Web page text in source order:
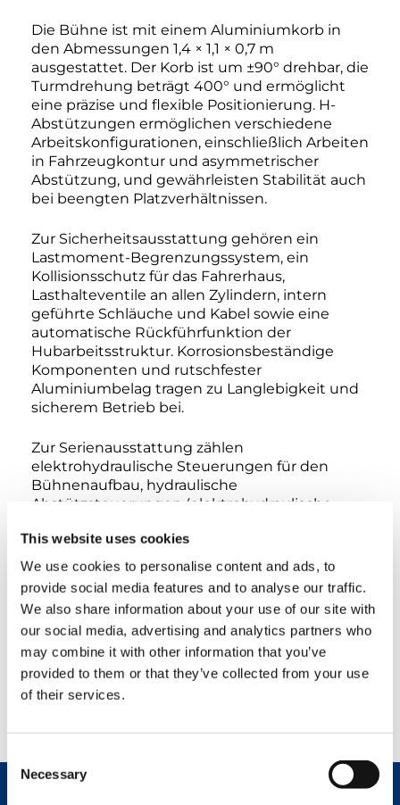
This website uses cookies
We use cookies to personalise content and ads, to
provide social media features and to analyse our traffic.
We also share information about your use of our site with
our social media, advertising and analytics partners who
may combine it with other information that you’ve
provided to them or that they’ve collected from your use
of their services.
Selection
Necessary
Die Bühne ist mit einem Aluminiumkorb in
den Abmessungen 1,4 × 1,1 × 0,7 m
ausgestattet. Der Korb ist um ±90° drehbar, die
Turmdrehung beträgt 400° und ermöglicht
eine präzise und flexible Positionierung. H-
Abstützungen ermöglichen verschiedene
Arbeitskonfigurationen, einschließlich Arbeiten
in Fahrzeugkontur und asymmetrischer
Abstützung, und gewährleisten Stabilität auch
bei beengten Platzverhältnissen.
Zur Sicherheitsausstattung gehören ein
Lastmoment-Begrenzungssystem, ein
Kollisionsschutz für das Fahrerhaus,
Lasthalteventile an allen Zylindern, intern
geführte Schläuche und Kabel sowie eine
automatische Rückführfunktion der
Hubarbeitsstruktur. Korrosionsbeständige
Komponenten und rutschfester
Aluminiumbelag tragen zu Langlebigkeit und
sicherem Betrieb bei.
Zur Serienausstattung zählen
elektrohydraulische Steuerungen für den
Bühnenaufbau, hydraulische
Abstützsteuerungen (elektrohydraulische
Notfallsysteme für einen sicheren Betrieb.
Optional erhältlich sind die automatische
Abstützung vom Korb oder vom Boden aus
sowie zusätzliche Sicherheits- und
Komfortzubehörteile.
Die Scorpion 18 bietet sichere, effiziente und
anpassungsfähige Leistung und ist damit eine
ideale Lösung für Kommunen,
und Vermietflotten.